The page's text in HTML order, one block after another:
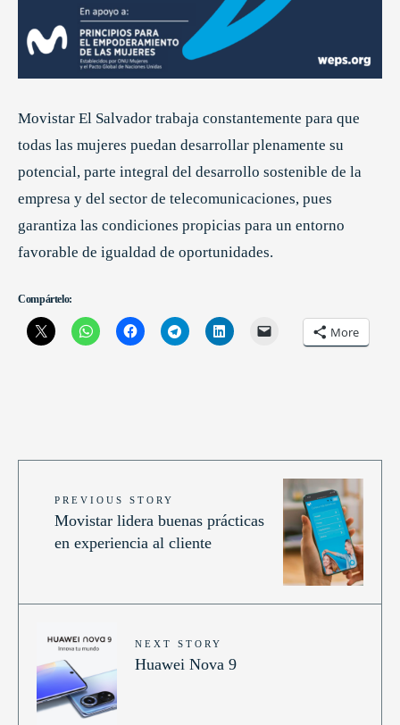
Movistar El Salvador trabaja constantemente para que
todas las mujeres puedan desarrollar plenamente su
potencial, parte integral del desarrollo sostenible de la
empresa y del sector de telecomunicaciones, pues
garantiza las condiciones propicias para un entorno
favorable de igualdad de oportunidades.
Compártelo:
More
PREVIOUS STORY
Movistar lidera buenas prácticas
en experiencia al cliente
NEXT STORY
Huawei Nova 9